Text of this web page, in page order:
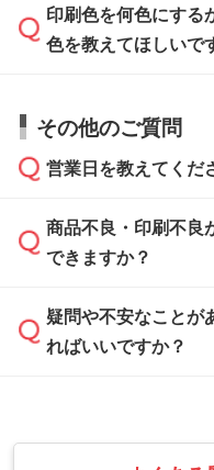
方」をご確認くだ
ムへ添付いただく
でお送りください。
い合わせください。
なお、印刷用デー
データ作成でお困
サポートいたしま
から添付してお送り
・解像度の低いデ
しい
解像度の低い画像
などを、印刷に適
・フルカラーデー
印刷色を何色にする
色を教えてほしいで
相談いただきます
ご希望や商品の本
本体色がブラック
白色か淡い色の印
す。
本体色がナチュラ
っきりと目立たせ
らかい雰囲気にし
また、お選びいた
その他のご質問
営業日を教えてくだ
営業日は平日の
休みとなります。
速やかに対応いた
商品不良・印刷不良
できますか？
お手数をお掛けい
フまでご連絡くだ
・お届け時に商品
疑問や不安なことが
ればいいですか？
業日以内に担当ス